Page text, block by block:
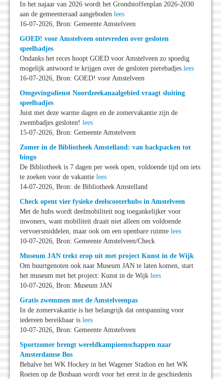
In het najaar van 2026 wordt het Grondstoffenplan 2026-2030
aan de gemeenteraad aangeboden lees
16-07-2026, Bron: Gemeente Amstelveen
GOED! voor Amstelveen ontevreden over gesloten
speelbadjes
Ondanks het reces hoopt GOED voor Amstelveen zo spoedig
mogelijk antwoord te krijgen over de gesloten pierebadjes lees
16-07-2026, Bron: GOED! voor Amstelveen
Omgevingsdienst Noordzeekanaalgebied vraagt sluiting
speelbadjes
Juist met deze warme dagen en de zomervakantie zijn de
zwembadjes gesloten! lees
15-07-2026, Bron: Gemeente Amstelveen
Zomer in de Bibliotheek Amstelland: van backpacken tot
bingo
De Bibliotheek is 7 dagen per week open, voldoende tijd om iets
te zoeken voor de vakantie lees
14-07-2026, Bron: de Bibliotheek Amstelland
Check opent vier fysieke deelscooterhubs in Amstelveen
Met de hubs wordt deelmobiliteit nog toegankelijker voor
inwoners, want mobiliteit draait niet alleen om voldoende
vervoersmiddelen, maar ook om een openbare ruimte lees
10-07-2026, Bron: Gemeente Amstelveen/Check
Museum JAN trekt erop uit met project Kunst in de Wijk
Om buurtgenoten ook naar Museum JAN te laten komen, start
het museum met het project: Kunst in de Wijk lees
10-07-2026, Bron: Museum JAN
Gratis zwemmen met de Amstelveenpas
In de zomervakantie is het belangrijk dat ontspanning voor
iedereen bereikbaar is lees
10-07-2026, Bron: Gemeente Amstelveen
Sportzomer brengt wereldkampioenschappen naar
Amsterdamse Bos
Behalve het WK Hockey in het Wagener Stadion en het WK
Roeien op de Bosbaan wordt voor het eerst in de geschiedenis